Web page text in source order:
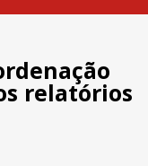
relatórios